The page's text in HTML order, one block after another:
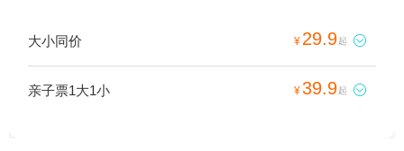
大小同价 ¥ 29.9起 
亲子票1大1小 ¥39.9起 